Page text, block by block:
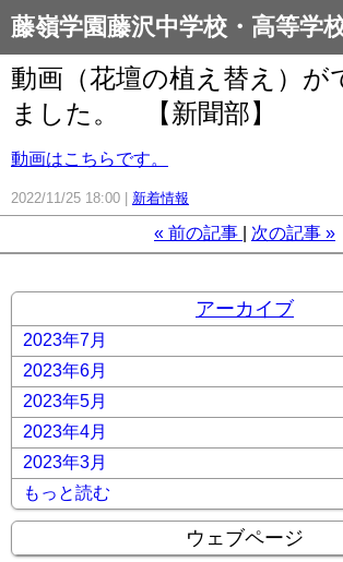
藤嶺学園藤沢中学校・高等学
動画（花壇の植え替え）が
ました。 【新聞部】
動画はこちらです。
2022/11/25 18:00 新着情報
« 前の記事 次の記事 »
アーカイブ
2023年7月
2023年6月
2023年5月
2023年4月
2023年3月
もっと読む
ウェブページ